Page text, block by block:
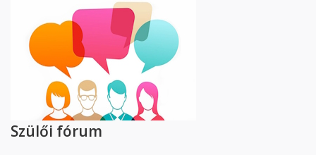
Szülői fórum